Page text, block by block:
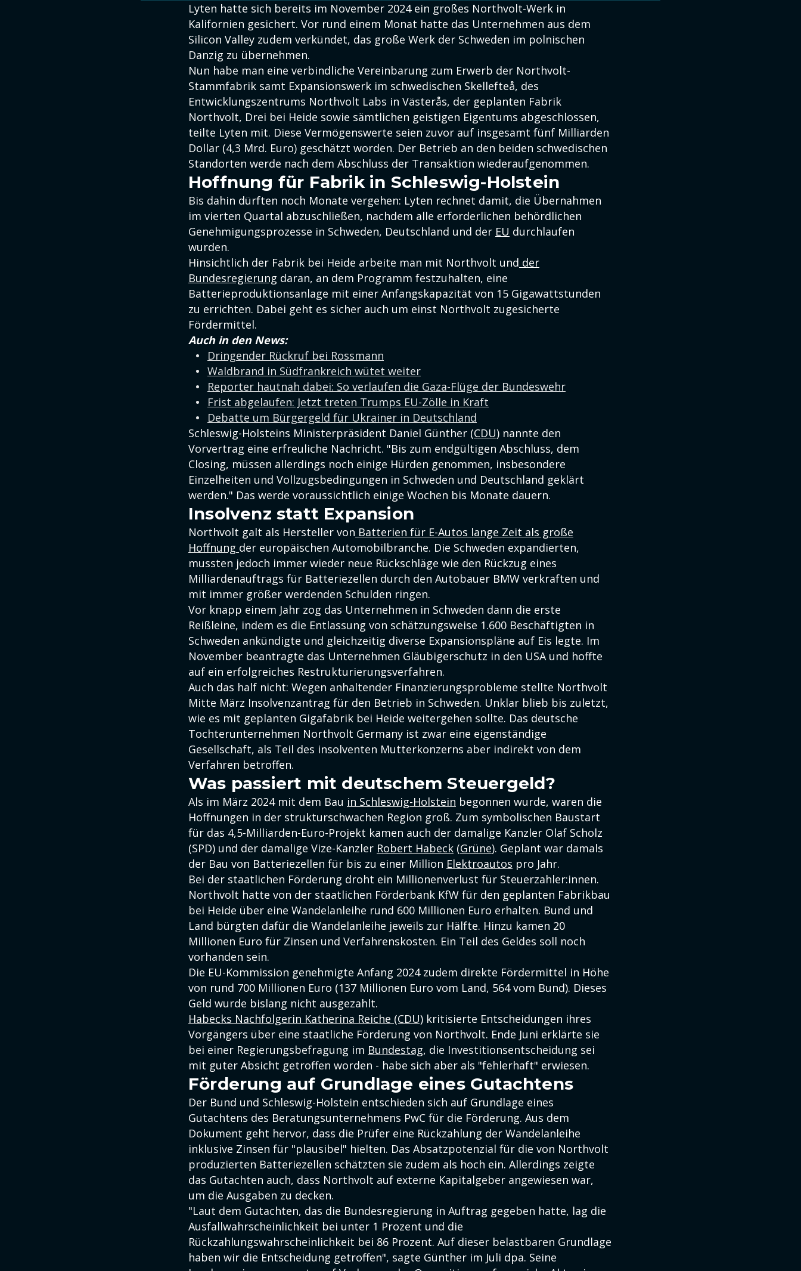
Lyten hatte sich bereits im November 2024 ein großes Northvolt-Werk in
Kalifornien gesichert. Vor rund einem Monat hatte das Unternehmen aus dem
Silicon Valley zudem verkündet, das große Werk der Schweden im polnischen
Danzig zu übernehmen.
Nun habe man eine verbindliche Vereinbarung zum Erwerb der Northvolt-
Stammfabrik samt Expansionswerk im schwedischen Skellefteå, des
Entwicklungszentrums Northvolt Labs in Västerås, der geplanten Fabrik
Northvolt, Drei bei Heide sowie sämtlichen geistigen Eigentums abgeschlossen,
teilte Lyten mit. Diese Vermögenswerte seien zuvor auf insgesamt fünf Milliarden
Dollar (4,3 Mrd. Euro) geschätzt worden. Der Betrieb an den beiden schwedischen
Standorten werde nach dem Abschluss der Transaktion wiederaufgenommen.
Hoffnung für Fabrik in Schleswig-Holstein
Bis dahin dürften noch Monate vergehen: Lyten rechnet damit, die Übernahmen
im vierten Quartal abzuschließen, nachdem alle erforderlichen behördlichen
Genehmigungsprozesse in Schweden, Deutschland und der EU durchlaufen
wurden.
Hinsichtlich der Fabrik bei Heide arbeite man mit Northvolt und der
Bundesregierung daran, an dem Programm festzuhalten, eine
Batterieproduktionsanlage mit einer Anfangskapazität von 15 Gigawattstunden
zu errichten. Dabei geht es sicher auch um einst Northvolt zugesicherte
Fördermittel.
Auch in den News:
Dringender Rückruf bei Rossmann
Waldbrand in Südfrankreich wütet weiter
Reporter hautnah dabei: So verlaufen die Gaza-Flüge der Bundeswehr
Frist abgelaufen: Jetzt treten Trumps EU-Zölle in Kraft
Debatte um Bürgergeld für Ukrainer in Deutschland
Schleswig-Holsteins Ministerpräsident Daniel Günther (CDU) nannte den
Vorvertrag eine erfreuliche Nachricht. "Bis zum endgültigen Abschluss, dem
Closing, müssen allerdings noch einige Hürden genommen, insbesondere
Einzelheiten und Vollzugsbedingungen in Schweden und Deutschland geklärt
werden." Das werde voraussichtlich einige Wochen bis Monate dauern.
Insolvenz statt Expansion
Northvolt galt als Hersteller von Batterien für E-Autos lange Zeit als große
Hoffnung der europäischen Automobilbranche. Die Schweden expandierten,
mussten jedoch immer wieder neue Rückschläge wie den Rückzug eines
Milliardenauftrags für Batteriezellen durch den Autobauer BMW verkraften und
mit immer größer werdenden Schulden ringen.
Vor knapp einem Jahr zog das Unternehmen in Schweden dann die erste
Reißleine, indem es die Entlassung von schätzungsweise 1.600 Beschäftigten in
Schweden ankündigte und gleichzeitig diverse Expansionspläne auf Eis legte. Im
November beantragte das Unternehmen Gläubigerschutz in den USA und hoffte
auf ein erfolgreiches Restrukturierungsverfahren.
Auch das half nicht: Wegen anhaltender Finanzierungsprobleme stellte Northvolt
Mitte März Insolvenzantrag für den Betrieb in Schweden. Unklar blieb bis zuletzt,
wie es mit geplanten Gigafabrik bei Heide weitergehen sollte. Das deutsche
Tochterunternehmen Northvolt Germany ist zwar eine eigenständige
Gesellschaft, als Teil des insolventen Mutterkonzerns aber indirekt von dem
Verfahren betroffen.
Was passiert mit deutschem Steuergeld?
Als im März 2024 mit dem Bau in Schleswig-Holstein begonnen wurde, waren die
Hoffnungen in der strukturschwachen Region groß. Zum symbolischen Baustart
für das 4,5-Milliarden-Euro-Projekt kamen auch der damalige Kanzler Olaf Scholz
(SPD) und der damalige Vize-Kanzler Robert Habeck (Grüne). Geplant war damals
der Bau von Batteriezellen für bis zu einer Million Elektroautos pro Jahr.
Bei der staatlichen Förderung droht ein Millionenverlust für Steuerzahler:innen.
Northvolt hatte von der staatlichen Förderbank KfW für den geplanten Fabrikbau
bei Heide über eine Wandelanleihe rund 600 Millionen Euro erhalten. Bund und
Land bürgten dafür die Wandelanleihe jeweils zur Hälfte. Hinzu kamen 20
Millionen Euro für Zinsen und Verfahrenskosten. Ein Teil des Geldes soll noch
vorhanden sein.
Die EU-Kommission genehmigte Anfang 2024 zudem direkte Fördermittel in Höhe
von rund 700 Millionen Euro (137 Millionen Euro vom Land, 564 vom Bund). Dieses
Geld wurde bislang nicht ausgezahlt.
Habecks Nachfolgerin Katherina Reiche (CDU) kritisierte Entscheidungen ihres
Vorgängers über eine staatliche Förderung von Northvolt. Ende Juni erklärte sie
bei einer Regierungsbefragung im Bundestag, die Investitionsentscheidung sei
mit guter Absicht getroffen worden - habe sich aber als "fehlerhaft" erwiesen.
Förderung auf Grundlage eines Gutachtens
Der Bund und Schleswig-Holstein entschieden sich auf Grundlage eines
Gutachtens des Beratungsunternehmens PwC für die Förderung. Aus dem
Dokument geht hervor, dass die Prüfer eine Rückzahlung der Wandelanleihe
inklusive Zinsen für "plausibel" hielten. Das Absatzpotenzial für die von Northvolt
produzierten Batteriezellen schätzten sie zudem als hoch ein. Allerdings zeigte
das Gutachten auch, dass Northvolt auf externe Kapitalgeber angewiesen war,
um die Ausgaben zu decken.
"Laut dem Gutachten, das die Bundesregierung in Auftrag gegeben hatte, lag die
Ausfallwahrscheinlichkeit bei unter 1 Prozent und die
Rückzahlungswahrscheinlichkeit bei 86 Prozent. Auf dieser belastbaren Grundlage
haben wir die Entscheidung getroffen", sagte Günther im Juli dpa. Seine